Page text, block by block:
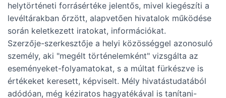
helytörténeti forrásértéke jelentős, mivel kiegészíti a
levéltárakban őrzött, alapvetően hivatalok működése
során keletkezett iratokat, információkat.
Szerzője-szerkesztője a helyi közösséggel azonosuló
személy, aki "megélt történelemként" vizsgálta az
eseményeket-folyamatokat, s a múltat fürkészve is
értékeket keresett, képviselt. Mély hivatástudatából
adódóan, még kéziratos hagyatékával is tanítani-